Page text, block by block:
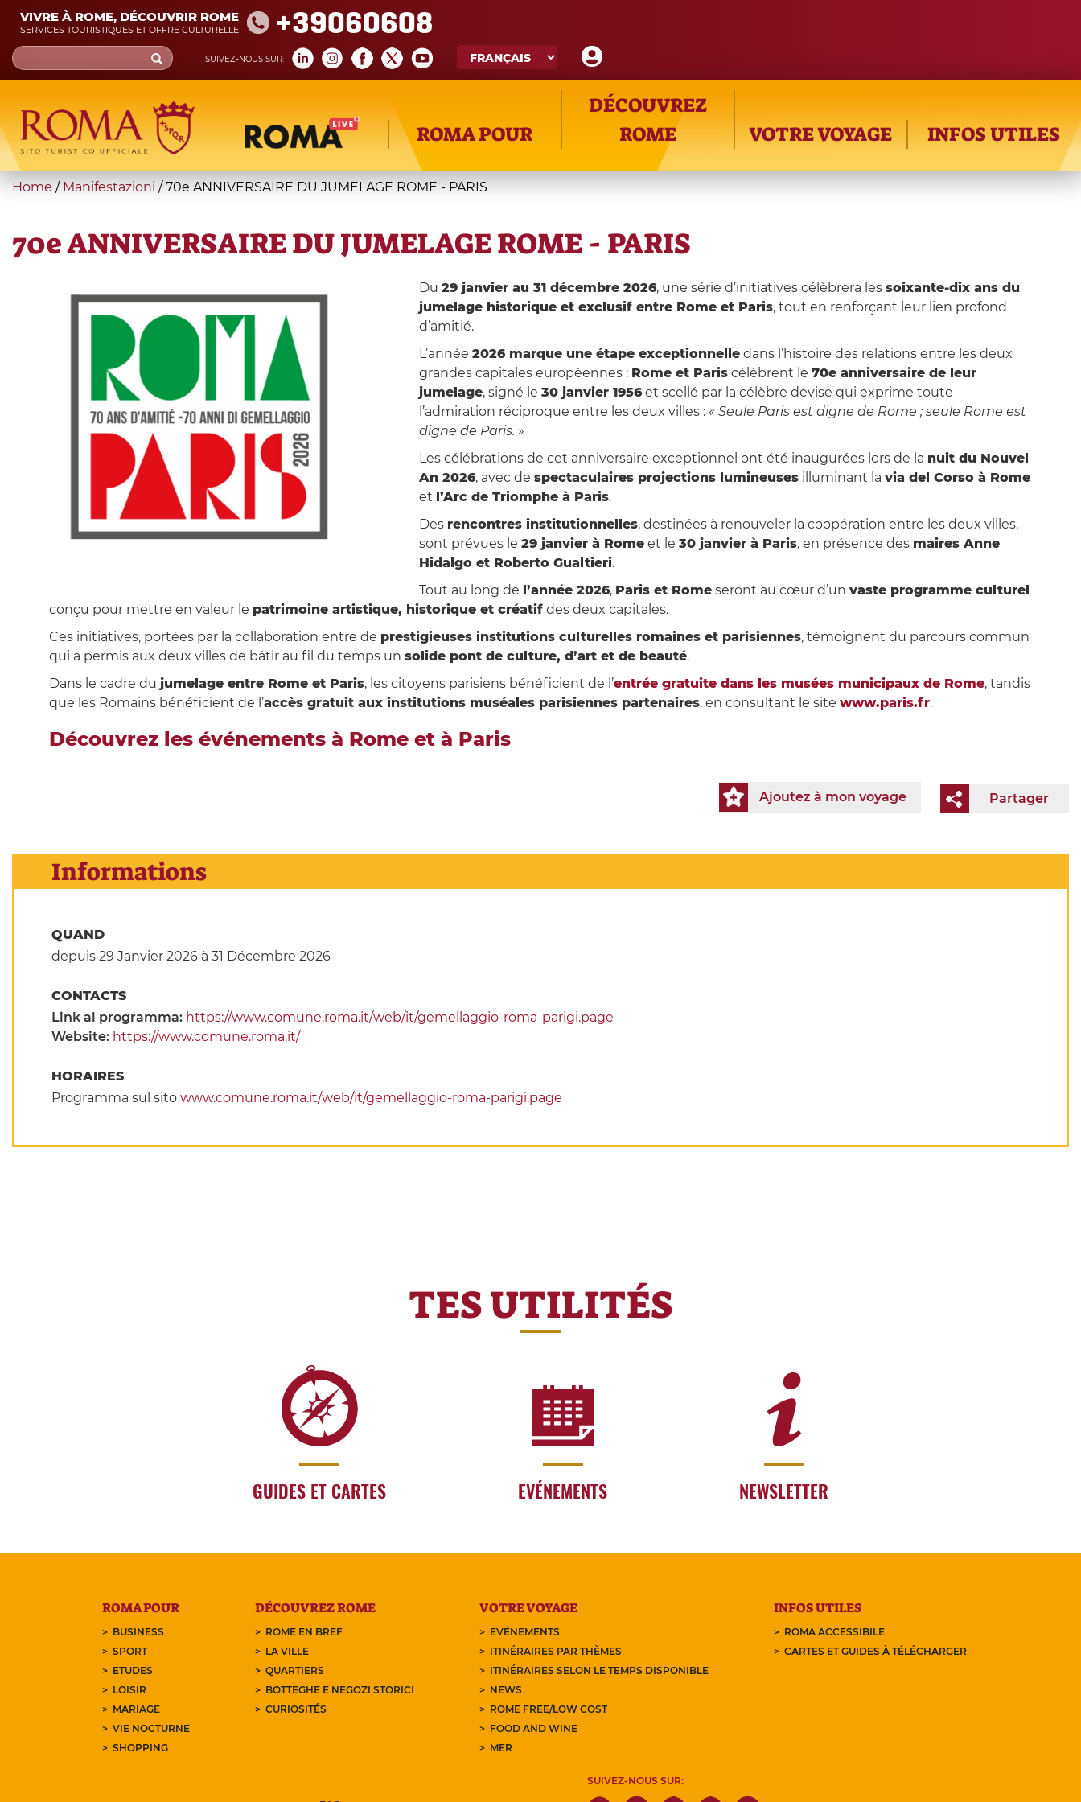
Skip
main
content
VIVRE À ROME, DÉCOUVRIR ROME
SERVICES TOURISTIQUES ET OFFRE CULTURELLE +39060608
SUIVEZ-NOUS SUR:
Search
form
Recherche
ROMA POUR
DÉCOUVREZ
ROME
VOTRE VOYAGE INFOS UTILES
You
here
Home / Manifestazioni /70e ANNIVERSAIRE DU JUMELAGE ROME - PARIS
70e ANNIVERSAIRE DU JUMELAGE ROME - PARIS
Du 29 janvier au 31 décembre 2026, une série d’initiatives célèbrera les soixante-dix ans du
jumelage historique et exclusif entre Rome et Paris, tout en renforçant leur lien profond
d’amitié.
L’année 2026 marque une étape exceptionnelledans l’histoire des relations entre les deux
grandes capitales européennes : Rome et Pariscélèbrent le 70e anniversaire de leur
jumelage, signé le 30 janvier 1956et scellé par la célèbre devise qui exprime toute
l’admiration réciproque entre les deux villes : « Seule Paris est digne de Rome ; seule Rome est
digne de Paris. »
Les célébrations de cet anniversaire exceptionnel ont été inaugurées lors de la nuit du Nouvel
An 2026, avec de spectaculaires projections lumineusesilluminant la via del Corso à Rome
et l’Arc de Triomphe à Paris.
Des rencontres institutionnelles, destinées à renouveler la coopération entre les deux villes,
sont prévues le 29 janvier à Romeet le 30 janvier à Paris, en présence des maires Anne
Hidalgo et Roberto Gualtieri.
Tout au long de l’année 2026, Paris et Romeseront au cœur d’un vaste programme culturel
conçu pour mettre en valeur le patrimoine artistique, historique et créatifdes deux capitales.
Ces initiatives, portées par la collaboration entre de prestigieuses institutions culturelles romaines et parisiennes, témoignent du parcours commun
qui a permis aux deux villes de bâtir au fil du temps un solide pont de culture, d’art et de beauté.
Dans le cadre du jumelage entre Rome et Paris, les citoyens parisiens bénéficient de l’entrée gratuite dans les musées municipaux de Rome, tandis
que les Romains bénéficient de l’accès gratuit aux institutions muséales parisiennes partenaires, en consultant le site www.paris.fr.
Découvrez les événements à Rome et à Paris
Partager
Ajoutez à mon voyage
Informations
QUAND
depuis 29 Janvier 2026à 31 Décembre 2026
CONTACTS
Link al programma: https://www.comune.roma.it/web/it/gemellaggio-roma-parigi.page
Website: https://www.comune.roma.it/
HORAIRES
Programma sul sito www.comune.roma.it/web/it/gemellaggio-roma-parigi.page
TES UTILITÉS
GUIDES ET CARTES EVÉNEMENTS NEWSLETTER
ROMA POUR
BUSINESS
SPORT
ETUDES
LOISIR
MARIAGE
VIE NOCTURNE
SHOPPING
DÉCOUVREZ ROME
ROME EN BREF
LA VILLE
QUARTIERS
BOTTEGHE E NEGOZI STORICI
CURIOSITÉS
VOTRE VOYAGE
EVÉNEMENTS
ITINÉRAIRES PAR THÈMES
ITINÉRAIRES SELON LE TEMPS DISPONIBLE
NEWS
ROME FREE/LOW COST
FOOD AND WINE
MER
INFOS UTILES
ROMA ACCESSIBILE
CARTES ET GUIDES À TÉLÉCHARGER
SUIVEZ-NOUS SUR: